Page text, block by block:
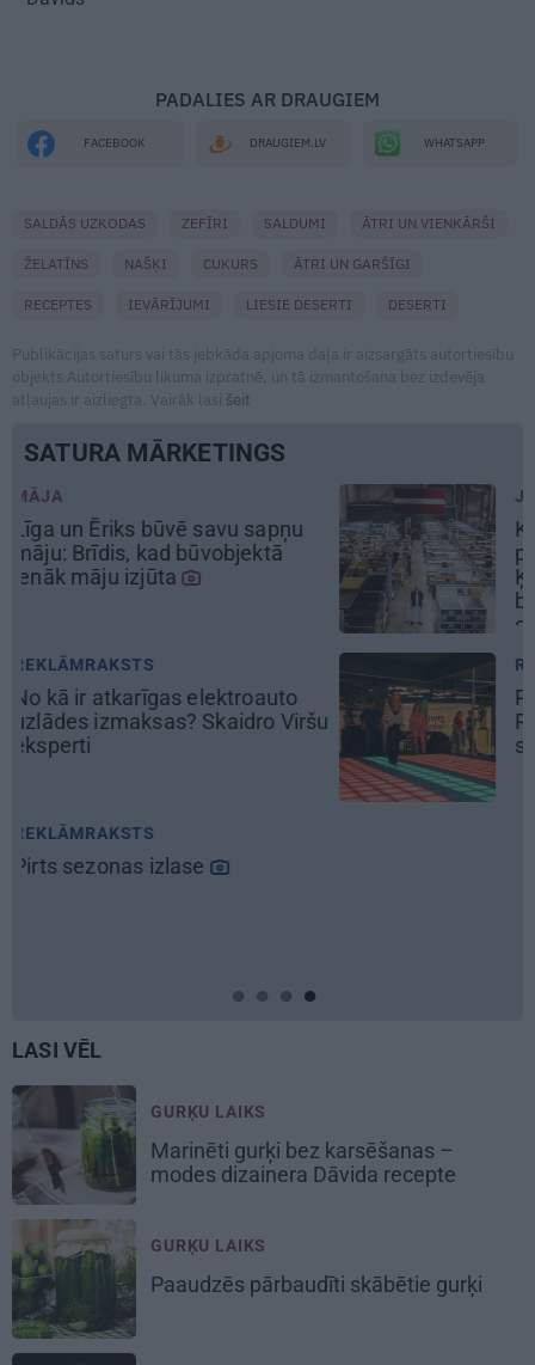
PADALIES AR DRAUGIEM
FACEBOOK DRAUGIEM.LV WHATSAPP
SALDĀS UZKODAS ZEFĪRI SALDUMI ĀTRI UN VIENKĀRŠI
ŽELATĪNS NAŠĶI CUKURS ĀTRI UN GARŠĪGI
RECEPTES IEVĀRĪJUMI LIESIE DESERTI DESERTI
Publikācijas saturs vai tās jebkāda apjoma daļa ir aizsargāts autortiesību
objekts Autortiesību likuma izpratnē, un tā izmantošana bez izdevēja
atļaujas ir aizliegta. Vairāk lasi šeit
SATURA MĀRKETINGS
Kā Mārupē top labākie
pārtvērējdroni pasaulē. Agris
Ķipurs atklāti par militāro
biznesu, spriedzi un dzīves
Pieaugušo dzimšanas diena
Rīgā, idejas atmiņā paliekošām
LASI VĒL
GURĶU LAIKS
Marinēti gurķi bez karsēšanas –
modes dizainera Dāvida recepte
GURĶU LAIKS
Paaudzēs pārbaudīti skābētie gurķi